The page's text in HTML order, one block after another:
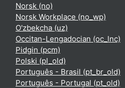
Norsk ‎(no)‎
Norsk Workplace ‎(no_wp)‎
O'zbekcha ‎(uz)‎
Occitan-Lengadocian ‎(oc_lnc)‎
Pidgin ‎(pcm)‎
Polski ‎(pl_old)‎
Português - Brasil ‎(pt_br_old)‎
Português - Portugal ‎(pt_old)‎